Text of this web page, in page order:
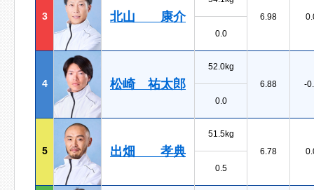
3 北山 康介
6.98
0.0
4 松崎 祐太郎
52.0kg
6.88
-
0.0
5 出畑 孝典
51.5kg
6.78
0.5